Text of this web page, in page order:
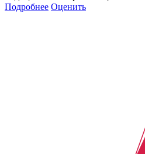
Подробнее Оценить